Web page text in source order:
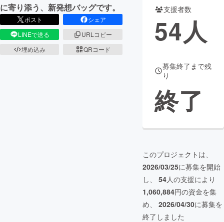
に寄り添う、新発想バッグです。
ポスト
シェア
LINEで送る
URLコピー
埋め込み
QRコード
支援者数
54人
募集終了まで残
り
終了
このプロジェクトは、
2026/03/25に募集を開始
し、 54人の支援により
1,060,884円の資金を集
め、 2026/04/30に募集を
終了しました